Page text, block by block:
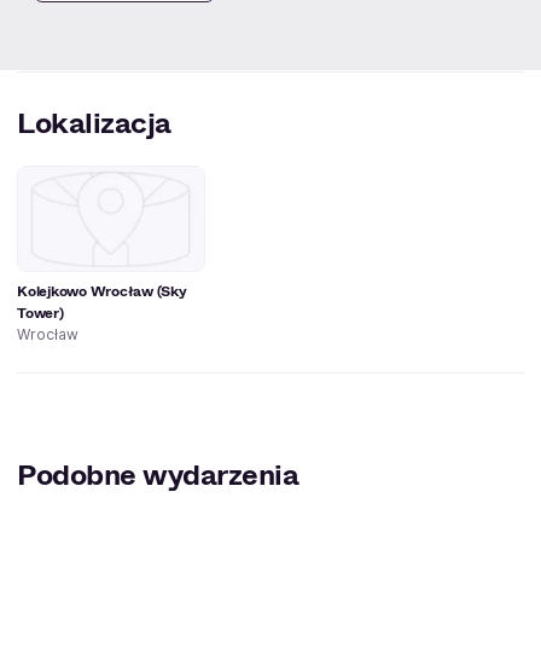
Lokalizacja
Kolejkowo Wrocław (Sky
Tower)
Wrocław
Podobne wydarzenia